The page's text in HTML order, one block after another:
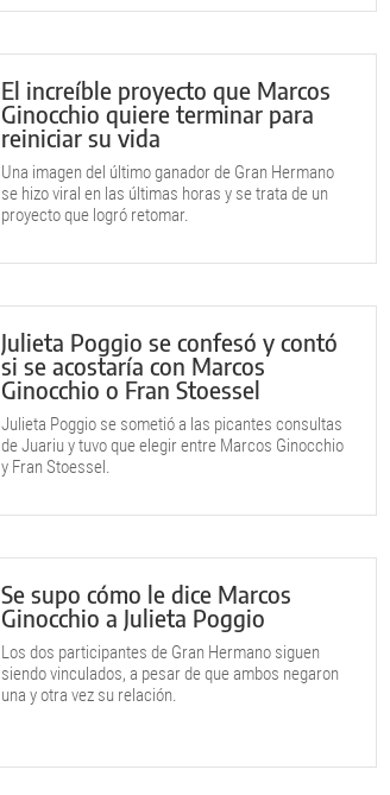
El increíble proyecto que Marcos
Ginocchio quiere terminar para
reiniciar su vida
Una imagen del último ganador de Gran Hermano
se hizo viral en las últimas horas y se trata de un
proyecto que logró retomar.
Julieta Poggio se confesó y contó
si se acostaría con Marcos
Ginocchio o Fran Stoessel
Julieta Poggio se sometió a las picantes consultas
de Juariu y tuvo que elegir entre Marcos Ginocchio
y Fran Stoessel.
Se supo cómo le dice Marcos
Ginocchio a Julieta Poggio
Los dos participantes de Gran Hermano siguen
siendo vinculados, a pesar de que ambos negaron
una y otra vez su relación.